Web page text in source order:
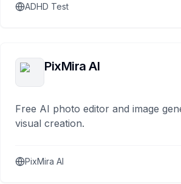
ADHD Test
PixMira AI
Free AI photo editor and image
visual creation.
PixMira AI